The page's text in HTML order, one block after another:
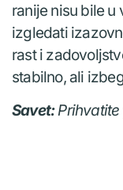
ranije nisu bile u
izgledati
rast i
stabilno, ali
Savet:Prihvatite